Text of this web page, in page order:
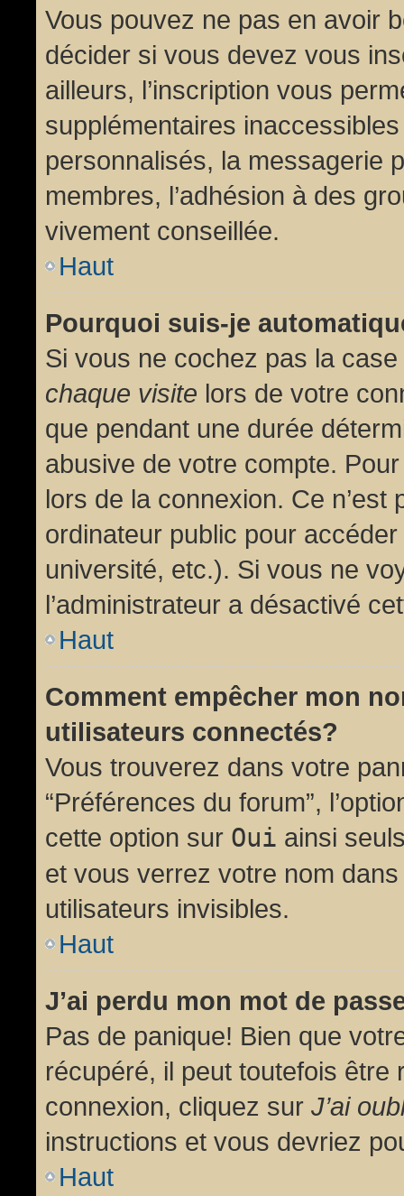
Vous pouvez ne pas en avoir
décider si vous devez vous
ailleurs, l’inscription vous
supplémentaires
personnalisés, la messagerie
membres, l’adhésion à des
vivement conseillée.
Haut
Pourquoi suis-je
Si vous ne cochez pas la case
chaque visite lors de votre
que pendant une durée
abusive de votre compte.
lors de la connexion. Ce
ordinateur public pour
université, etc.). Si vous ne
l’administrateur a désactivé
Haut
Comment empêcher mon
utilisateurs connectés?
Vous trouverez dans votre
“Préférences du forum”,
cette option sur Oui ainsi
et vous verrez votre nom
utilisateurs invisibles.
Haut
J’ai perdu mon mot de
Pas de panique! Bien que
récupéré, il peut toutefois être
connexion, cliquez sur J’ai
instructions et vous devriez
Haut